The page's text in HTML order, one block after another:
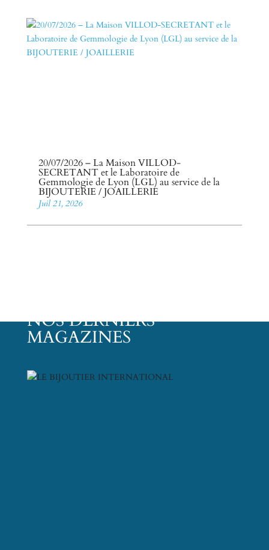
20/07/2026 – La Maison VILLOD-
SECRETANT et le Laboratoire de
Gemmologie de Lyon (LGL) au service de la
BIJOUTERIE / JOAILLERIE
Juil 21, 2026
NOS DERNIERS
MAGAZINES